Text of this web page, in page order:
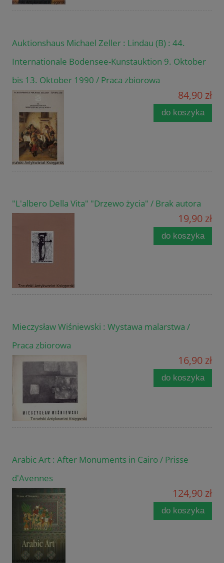
Auktionshaus Michael Zeller : Lindau (B) : 44.
Internationale Bodensee-Kunstauktion 9. Oktober
bis 13. Oktober 1990 / Praca zbiorowa
84,90 zł
do koszyka
"L'albero Della Vita" "Drzewo życia" / Brak autora
19,90 zł
do koszyka
Mieczysław Wiśniewski : Wystawa malarstwa /
Praca zbiorowa
16,90 zł
do koszyka
Arabic Art : After Monuments in Cairo / Prisse
d'Avennes
124,90 zł
do koszyka